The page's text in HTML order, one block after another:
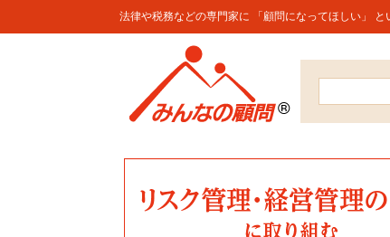
法律や税務などの専門家に 「顧問になってほしい」